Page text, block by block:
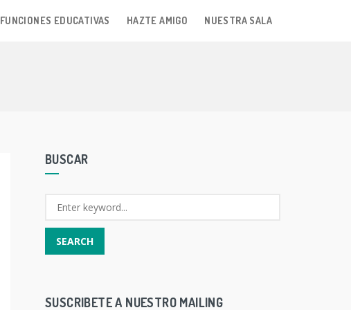
FUNCIONES EDUCATIVAS HAZTE AMIGO NUESTRA SALA
BUSCAR
SUSCRIBETE A NUESTRO MAILING